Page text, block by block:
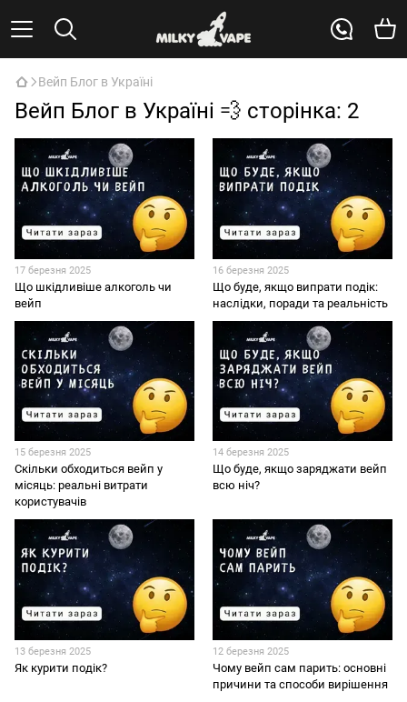
Вейп Блог в Україні
Вейп Блог в Україні 💨 cторінка: 2
17 березня 2025
Що шкідливіше алкоголь чи
вейп
16 березня 2025
Що буде, якщо випрати подік:
наслідки, поради та реальність
15 березня 2025
Скільки обходиться вейп у
місяць: реальні витрати
користувачів
14 березня 2025
Що буде, якщо заряджати вейп
всю ніч?
13 березня 2025
Як курити подік?
12 березня 2025
Чому вейп сам парить: основні
причини та способи вирішення